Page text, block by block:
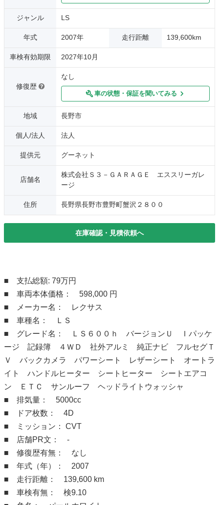
ジャンル LS
年式 2007年 走行距離 139,600km
車検有効期限 2027年10月
修復歴
なし
車の状態・保証を聞いてみる
地域 長野市
個人/法人 法人
提供元 グーネット
店舗名
株式会社Ｓ３－ＧＡＲＡＧＥ エススリーガレ
ージ
住所 長野県長野市豊野町蟹沢２８００
在庫確認・見積依頼へ
■ 支払総額: 79万円
■ 車両本体価格： 598,000 円
■ メーカー名： レクサス
■ 車種名： ＬＳ
■ グレード名： ＬＳ６００ｈ バージョンＵ Ｉパッケ
ージ 記録簿 ４ＷＤ 社外アルミ 純正ナビ フルセグＴ
Ｖ バックカメラ パワーシート レザーシート オートラ
イト ハンドルヒーター シートヒーター シートエアコ
ン ＥＴＣ サンルーフ ヘッドライトウォッシャ
■ 排気量： 5000cc
■ ドア枚数： 4D
■ ミッション： CVT
■ 店舗PR文： -
■ 修復歴有無： なし
■ 年式（年）： 2007
■ 走行距離： 139,600 km
■ 車検有無： 検9.10